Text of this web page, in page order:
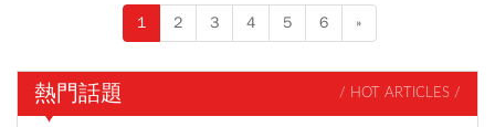
縮水」創下新低。以12/2收盤價計算，年化配息率僅約3.32%。反
觀00919最新公布的第四季配息為0.72元，與前一季相同，平歷史新
差距如此大？38歲提早退休、身價上億的投資達人超馬芭樂，從金
融海嘯過後就開始投資0056，並以其打造穩定現金流之被動收入迄
1 2 3 4 5 6 »
熱門話題 / HOT ARTICLES /